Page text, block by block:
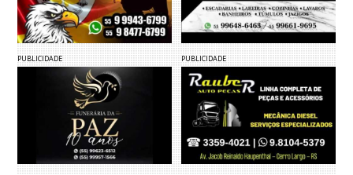
PUBLICIDADE PUBLICIDADE